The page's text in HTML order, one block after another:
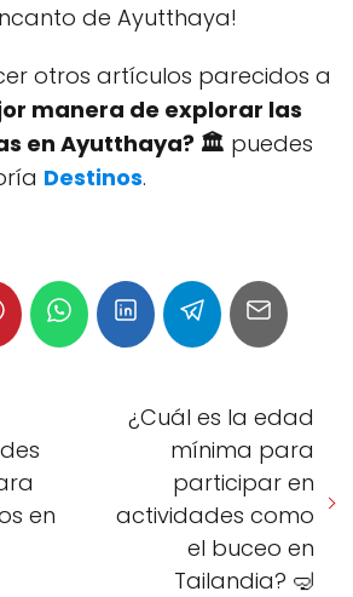
de Ayutthaya!
otros artículos parecidos a
manera de explorar las
en Ayutthaya? 🏛️ puedes
Destinos.
en
¿Cuál es la edad
mínima para
participar en
actividades como
el buceo en
Tailandia? 🤿